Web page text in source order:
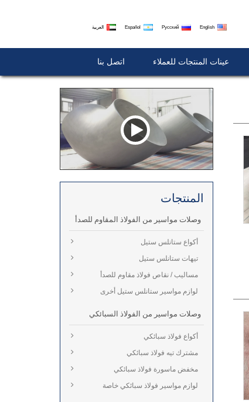
English
Русский
Español العربية
عينات المنتجات للعملاء اتصل بنا
المنتجات
وصلات مواسير من الفولاذ المقاوم للصدأ
أكواع ستانلس ستيل
تيهات ستانلس ستيل
مساليب / نقاص فولاذ مقاوم للصدأ
لوازم مواسير ستانلس ستيل أخرى
وصلات مواسير من الفولاذ السبائكي
أكواع فولاذ سبائكي
مشترك تيه فولاذ سبائكي
مخفض ماسورة فولاذ سبائكي
لوازم مواسير فولاذ سبائكي خاصة